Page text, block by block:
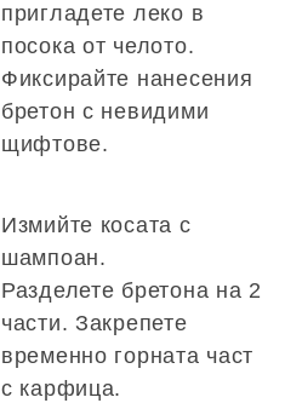
пригладете леко в
посока от челото.
Фиксирайте нанесения
бретон с невидими
щифтове.
Измийте косата с
шампоан.
Разделете бретона на 2
части. Закрепете
временно горната част
с карфица.